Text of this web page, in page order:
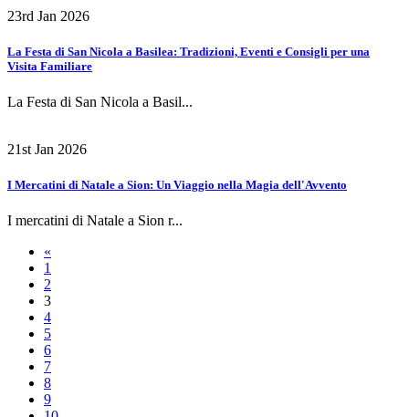
23rd Jan 2026
La Festa di San Nicola a Basilea: Tradizioni, Eventi e Consigli per una
Visita Familiare
La Festa di San Nicola a Basil...
21st Jan 2026
I Mercatini di Natale a Sion: Un Viaggio nella Magia dell'Avvento
I mercatini di Natale a Sion r...
«
1
2
3
4
5
6
7
8
9